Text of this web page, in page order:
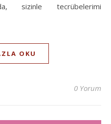
sizinle tecrübelerimi
OKU
0 Yorum